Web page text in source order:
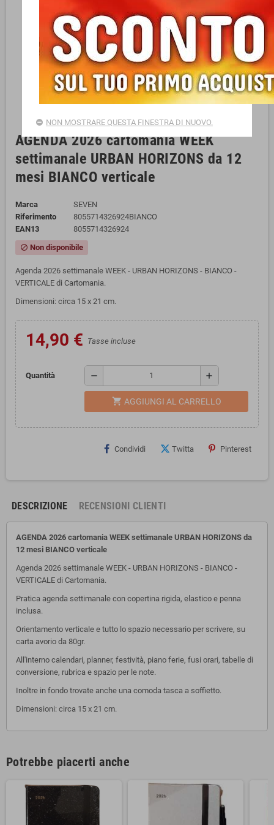
AGENDA 2026 cartomania WEEK
settimanale URBAN HORIZONS da 12
mesi BIANCO verticale
Marca
SEVEN
Riferimento
8055714326924BIANCO
EAN13
8055714326924
block Non disponibile
Agenda 2026 settimanale WEEK - URBAN HORIZONS - BIANCO -
VERTICALE di Cartomania.
Dimensioni: circa 15 x 21 cm.
14,90 € Tasse incluse
Quantità remove add
shopping_cart AGGIUNGI AL CARRELLO
Condividi Twitta Pinterest
DESCRIZIONE RECENSIONI CLIENTI
AGENDA 2026 cartomania WEEK settimanale URBAN HORIZONS da
12 mesi BIANCO verticale
Agenda 2026 settimanale WEEK - URBAN HORIZONS - BIANCO -
VERTICALE di Cartomania.
Pratica agenda settimanale con copertina rigida, elastico e penna
inclusa.
Orientamento verticale e tutto lo spazio necessario per scrivere, su
carta avorio da 80gr.
All'interno calendari, planner, festività, piano ferie, fusi orari, tabelle di
conversione, rubrica e spazio per le note.
Inoltre in fondo trovate anche una comoda tasca a soffietto.
Dimensioni: circa 15 x 21 cm.
Potrebbe piacerti anche
NON MOSTRARE QUESTA FINESTRA DI NUOVO.